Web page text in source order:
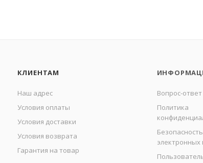
КЛИЕНТАМ
Наш адрес
Условия оплаты
Условия доставки
Условия возврата
Гарантия на товар
Вопрос-ответ
Политика
Безопасность
электронных